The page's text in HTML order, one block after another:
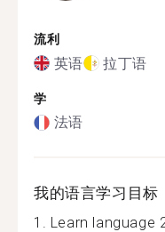
流利
英语 拉丁语
学
法语
我的语言学习目标
1. Learn language